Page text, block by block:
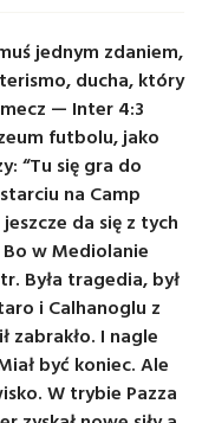
jednym zdaniem,
ducha, który
— Inter 4:3
futbolu, jako
“Tu się gra do
na Camp
da się z tych
w Mediolanie
Była tragedia, był
i Calhanoglu z
zabrakło. I nagle
być koniec. Ale
W trybie Pazza